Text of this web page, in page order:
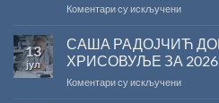
Коментари су искљученина
поводом
13
јул
САША РАДОЈЧИЋ
ХРИСОВУЉЕ ЗА
Коментари су искљученина